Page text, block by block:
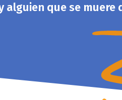
alguien que se